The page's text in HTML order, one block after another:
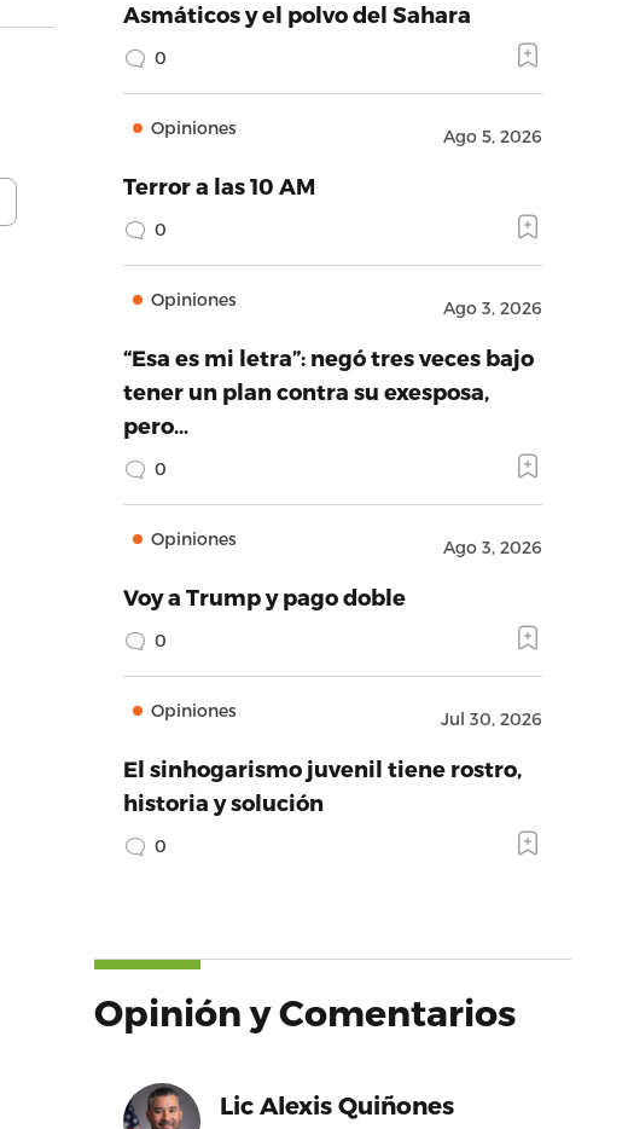
Asmáticos y el polvo del Sahara
0
Opiniones Ago 5, 2026
Terror a las 10 AM
0
Opiniones Ago 3, 2026
“Esa es mi letra”: negó tres veces bajo
tener un plan contra su exesposa,
pero…
0
Opiniones Ago 3, 2026
Voy a Trump y pago doble
0
Opiniones Jul 30, 2026
El sinhogarismo juvenil tiene rostro,
historia y solución
0
Opinión y Comentarios
Lic Alexis Quiñones